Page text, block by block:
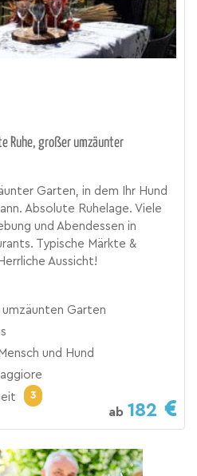
Ruhe, großer umzäunter
Garten, in dem Ihr Hund
Absolute Ruhelage. Viele
und Abendessen in
Typische Märkte &
Aussicht!
umzäunten Garten
und Hund
3
ab 182